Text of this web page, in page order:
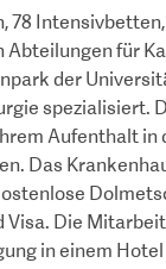
78
Abteilungen für
der
spezialisiert.
Aufenthalt in
Das
Visa. Die
in einem